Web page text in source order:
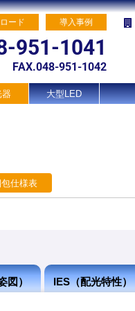
ード 導入事例
951-1041
FAX.048-951-1042
器 大型LED
仕様表
図） IES（配光特性）